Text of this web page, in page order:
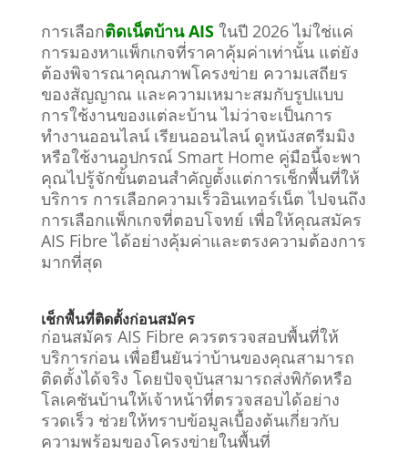
การเลือกติดเน็ตบ้าน AISในปี 2026 ไม่ใช่แค่
การมองหาแพ็กเกจที่ราคาคุ้มค่าเท่านั้น แต่ยัง
ต้องพิจารณาคุณภาพโครงข่าย ความเสถียร
ของสัญญาณ และความเหมาะสมกับรูปแบบ
การใช้งานของแต่ละบ้าน ไม่ว่าจะเป็นการ
ทำงานออนไลน์ เรียนออนไลน์ ดูหนังสตรีมมิง
หรือใช้งานอุปกรณ์ Smart Home คู่มือนี้จะพา
คุณไปรู้จักขั้นตอนสำคัญตั้งแต่การเช็กพื้นที่ให้
บริการ การเลือกความเร็วอินเทอร์เน็ต ไปจนถึง
การเลือกแพ็กเกจที่ตอบโจทย์ เพื่อให้คุณสมัคร
AIS Fibre ได้อย่างคุ้มค่าและตรงความต้องการ
มากที่สุด
เช็กพื้นที่ติดตั้งก่อนสมัคร
ก่อนสมัคร AIS Fibre ควรตรวจสอบพื้นที่ให้
บริการก่อน เพื่อยืนยันว่าบ้านของคุณสามารถ
ติดตั้งได้จริง โดยปัจจุบันสามารถส่งพิกัดหรือ
โลเคชันบ้านให้เจ้าหน้าที่ตรวจสอบได้อย่าง
รวดเร็ว ช่วยให้ทราบข้อมูลเบื้องต้นเกี่ยวกับ
ความพร้อมของโครงข่ายในพื้นที่